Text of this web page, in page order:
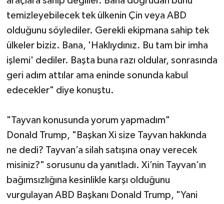
temizleyebilecek tek ülkenin Çin veya ABD
olduğunu söylediler. Gerekli ekipmana sahip tek
ülkeler biziz. Bana, 'Haklıydınız. Bu tam bir imha
işlemi' dediler. Başta buna razı oldular, sonrasında
geri adım attılar ama eninde sonunda kabul
edecekler" diye konuştu.
"Tayvan konusunda yorum yapmadım"
Donald Trump, "Başkan Xi size Tayvan hakkında
ne dedi? Tayvan’a silah satışına onay verecek
misiniz?" sorusunu da yanıtladı. Xi’nin Tayvan’ın
bağımsızlığına kesinlikle karşı olduğunu
vurgulayan ABD Başkanı Donald Trump, "Yani